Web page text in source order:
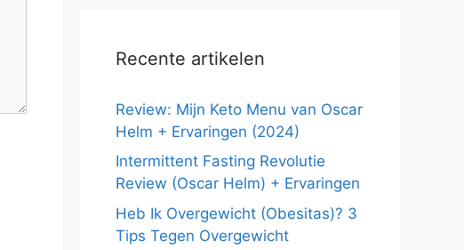
Recente artikelen
Review: Mijn Keto Menu van Oscar
Helm + Ervaringen (2024)
Intermittent Fasting Revolutie
Review (Oscar Helm) + Ervaringen
Heb Ik Overgewicht (Obesitas)? 3
Tips Tegen Overgewicht